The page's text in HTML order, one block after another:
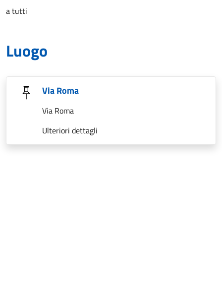
a tutti
Luogo
Via Roma
Via Roma
Ulteriori dettagli